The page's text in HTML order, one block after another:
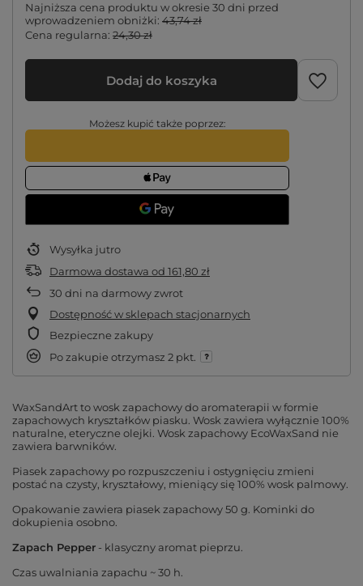
Najniższa cena produktu w okresie 30 dni przed
wprowadzeniem obniżki: 43,74 zł
Cena regularna: 24,30 zł
Dodaj do koszyka
Możesz kupić także poprzez:
Wysyłka jutro
Darmowa dostawa od 161,80 zł
30 dni na darmowy zwrot
Dostępność w sklepach stacjonarnych
Bezpieczne zakupy
Po zakupie otrzymasz 2 pkt.
WaxSandArt to wosk zapachowy do aromaterapii w formie
zapachowych kryształków piasku. Wosk zawiera wyłącznie 100%
naturalne, eteryczne olejki. Wosk zapachowy EcoWaxSand nie
zawiera barwników.
Piasek zapachowy po rozpuszczeniu i ostygnięciu zmieni
postać na czysty, kryształowy, mieniący się 100% wosk palmowy.
Opakowanie zawiera piasek zapachowy 50 g. Kominki do
dokupienia osobno.
Zapach Pepper - klasyczny aromat pieprzu.
Czas uwalniania zapachu ~ 30 h.